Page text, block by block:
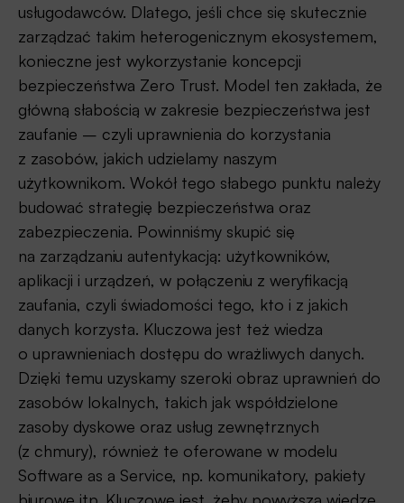
usługodawców. Dlatego, jeśli chce się skutecznie
zarządzać takim heterogenicznym ekosystemem,
konieczne jest wykorzystanie koncepcji
bezpieczeństwa Zero Trust. Model ten zakłada, że
główną słabością w zakresie bezpieczeństwa jest
zaufanie – czyli uprawnienia do korzystania
z zasobów, jakich udzielamy naszym
użytkownikom. Wokół tego słabego punktu należy
budować strategię bezpieczeństwa oraz
zabezpieczenia. Powinniśmy skupić się
na zarządzaniu autentykacją: użytkowników,
aplikacji i urządzeń, w połączeniu z weryfikacją
zaufania, czyli świadomości tego, kto i z jakich
danych korzysta. Kluczowa jest też wiedza
o uprawnieniach dostępu do wrażliwych danych.
Dzięki temu uzyskamy szeroki obraz uprawnień do
zasobów lokalnych, takich jak współdzielone
zasoby dyskowe oraz usług zewnętrznych
(z chmury), również te oferowane w modelu
Software as a Service, np. komunikatory, pakiety